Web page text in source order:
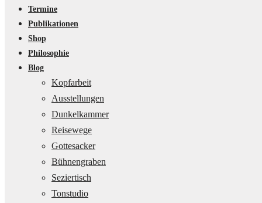
Termine
Publikationen
Shop
Philosophie
Blog
Kopfarbeit
Ausstellungen
Dunkelkammer
Reisewege
Gottesacker
Bühnengraben
Seziertisch
Tonstudio